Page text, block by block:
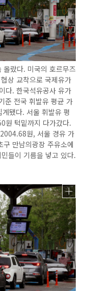
랐다. 미국의 호르무즈
상 교착으로 국제유가
다. 한국석유공사 유가
준 전국 휘발유 평균 가
됐다. 서울 휘발유 평
원 턱밑까지 다가갔다.
원, 서울 경유 가
만남의광장 주유소에
들이 기름을 넣고 있다.